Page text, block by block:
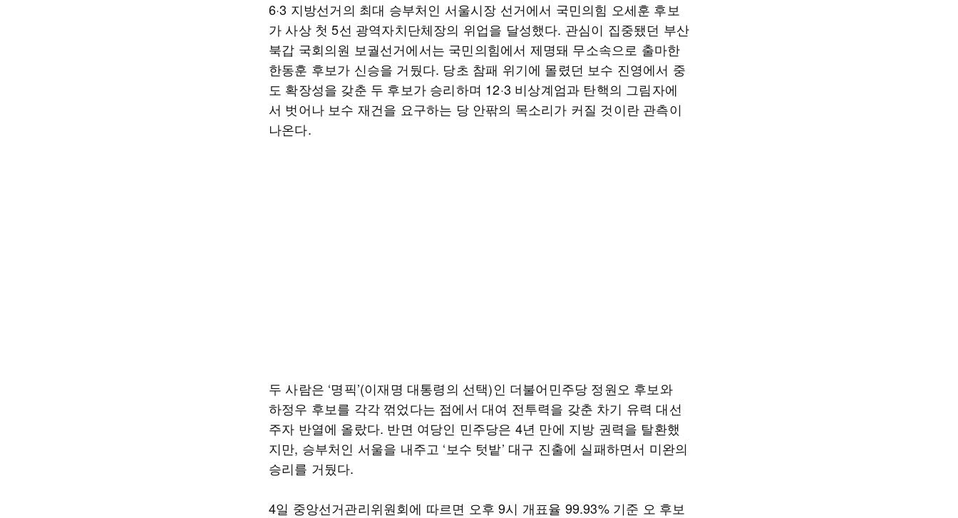
6·3 지방선거의 최대 승부처인 서울시장 선거에서 국민의힘 오세훈 후보
가 사상 첫 5선 광역자치단체장의 위업을 달성했다. 관심이 집중됐던 부산
북갑 국회의원 보궐선거에서는 국민의힘에서 제명돼 무소속으로 출마한
한동훈 후보가 신승을 거뒀다. 당초 참패 위기에 몰렸던 보수 진영에서 중
도 확장성을 갖춘 두 후보가 승리하며 12·3 비상계엄과 탄핵의 그림자에
서 벗어나 보수 재건을 요구하는 당 안팎의 목소리가 커질 것이란 관측이
나온다.
두 사람은 ‘명픽’(이재명 대통령의 선택)인 더불어민주당 정원오 후보와
하정우 후보를 각각 꺾었다는 점에서 대여 전투력을 갖춘 차기 유력 대선
주자 반열에 올랐다. 반면 여당인 민주당은 4년 만에 지방 권력을 탈환했
지만, 승부처인 서울을 내주고 ‘보수 텃밭’ 대구 진출에 실패하면서 미완의
승리를 거뒀다.
4일 중앙선거관리위원회에 따르면 오후 9시 개표율 99.93% 기준 오 후보